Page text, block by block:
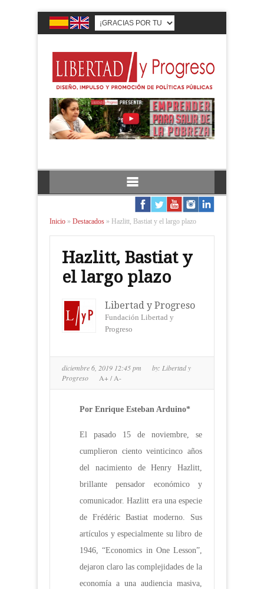
Inicio » Destacados » Hazlitt, Bastiat y el largo plazo
Hazlitt, Bastiat y
el largo plazo
Libertad y Progreso
Fundación Libertad y
Progreso
diciembre 6, 2019 12:45 pm by: Libertad y
Progreso
A+/A-
Por Enrique Esteban Arduino*
El pasado 15 de noviembre, se
cumplieron ciento veinticinco años
del nacimiento de Henry Hazlitt,
brillante pensador económico y
comunicador. Hazlitt era una especie
de Frédéric Bastiat moderno. Sus
artículos y especialmente su libro de
1946, “Economics in One Lesson”,
dejaron claro las complejidades de la
economía a una audiencia masiva,